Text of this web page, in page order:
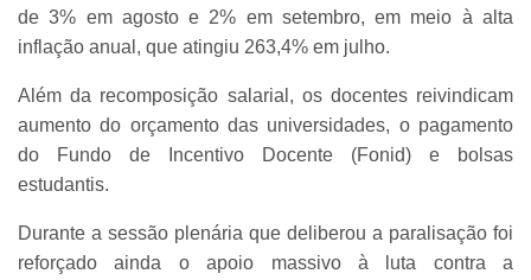
de 3% em agosto e 2% em setembro, em meio à alta
inflação anual, que atingiu 263,4% em julho.
Além da recomposição salarial, os docentes reivindicam
aumento do orçamento das universidades, o pagamento
do Fundo de Incentivo Docente (Fonid) e bolsas
estudantis.
Durante a sessão plenária que deliberou a paralisação foi
reforçado ainda o apoio massivo à luta contra a